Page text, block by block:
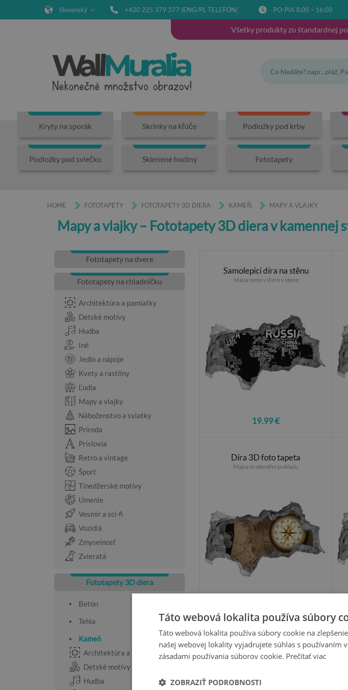
Slovenský +420 225 379 377 (ENG/PL TELEFÓN) PO-PIA 8:00 – 16:00
Všetky produkty zo štandardnej
Kryty na sporák Skrinky na kľúče Podložky pod krby
Podložky pod sviečku Sklenené hodiny Fototapety
HOME FOTOTAPETY FOTOTAPETY 3D DIERA KAMEŇ MAPY A VLAJKY
Mapy a vlajky – Fototapety 3D diera v kamennej
Fototapety na dvere
Fototapety na chladničku
Architektúra a pamiatky
Detské motívy
Hudba
Iné
Jedlo a nápoje
Kvety a rastliny
Ľudia
Mapy a vlajky
Náboženstvo a sviatky
Príroda
Príslovia
Retro a vintage
Šport
Tínedžerské motívy
Umenie
Vesmír a sci-fi
Vozidlá
Zmyselnosť
Zvieratá
Fototapety 3D diera
Betón
Tehla
Kameň
Architektúra a pamiatky
Detské motívy
Hudba
Samolepící díra na stěnu
Mapa sveta v diere v stene
19.99 €
Díra 3D foto tapeta
Mapa strateného pokladu
Táto webová lokalita používa súbory
Táto webová lokalita používa súbory cookie na
našej webovej lokality vyjadrujete súhlas s používaním
zásadami používania súborov cookie. Prečítať viac
ZOBRAZIŤ PODROBNOSTI